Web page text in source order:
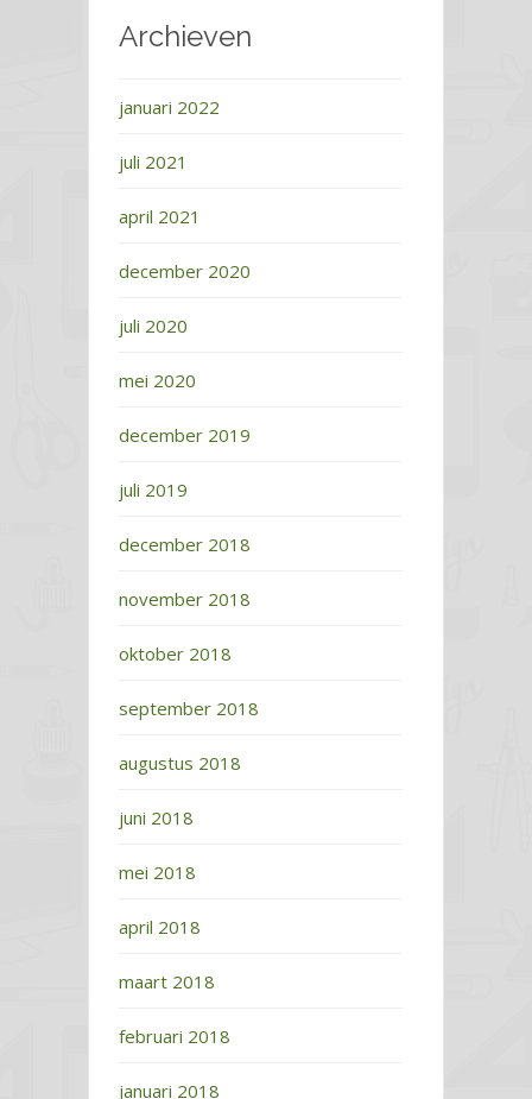
Archieven
januari 2022
juli 2021
april 2021
december 2020
juli 2020
mei 2020
december 2019
juli 2019
december 2018
november 2018
oktober 2018
september 2018
augustus 2018
juni 2018
mei 2018
april 2018
maart 2018
februari 2018
januari 2018